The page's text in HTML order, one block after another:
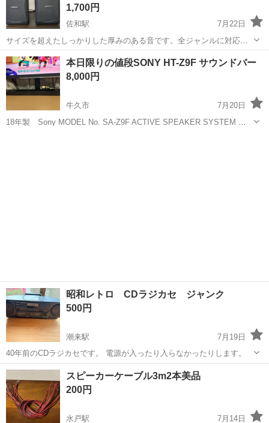
1,700円
佐和駅
7月22日
サイズを超えたしっかりした厚みのある音です。全ジャンルに対応し
ます。サイズは写真4 の500mm ペットボトルとの比較をご参照くださ
い。ネットで6500円から8000円で売られています。写真5を参照くだ
さい。 パイオニア...
茨城 ひたちなか市 佐和駅 コンパクト
本日限りの値段SONY HT-Z9F サウンドバー
8,000円
牛久市
7月20日
18年製 Sony MODEL No. SA-Z9F ACTIVE SPEAKER SYSTEM サ
昭和レトロ CDラジカセ ジャンク
500円
潮来駅
7月19日
40年前のCDラジカセです。 電源が入ったり入らなかったりします。
茨城 潮来市 潮来駅 オーディオ レトロ
スピーカーケーブル3m2本美品
200円
水戸駅
7月14日